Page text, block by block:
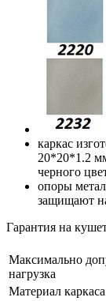
каркас
20*20*1.2
черного
опоры
защищают
Гарантия на
Максимально
нагрузка
Материал каркаса